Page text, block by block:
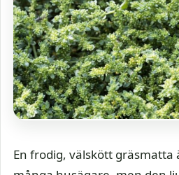
En frodig, välskött